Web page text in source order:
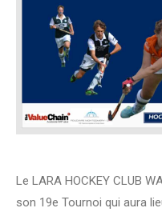
Le LARA HOCKEY CLUB
son 19e Tournoi qui aura